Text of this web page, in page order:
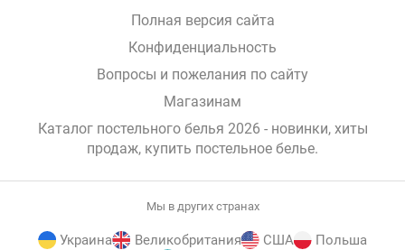
Полная версия сайта
Конфиденциальность
Вопросы и пожелания по сайту
Магазинам
Каталог постельного белья 2026 - новинки, хиты
продаж, купить постельное белье.
Мы в других странах
Украина Великобритания США Польша